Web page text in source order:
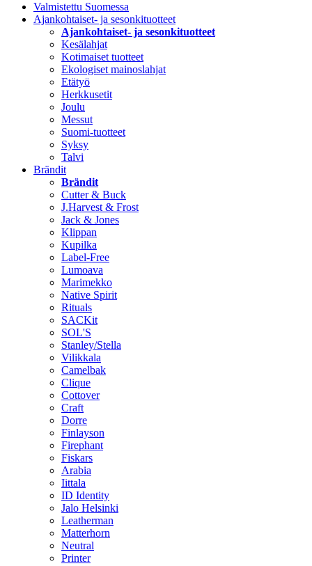
Valmistettu Suomessa
Ajankohtaiset- ja sesonkituotteet
Ajankohtaiset- ja sesonkituotteet
Kesälahjat
Kotimaiset tuotteet
Ekologiset mainoslahjat
Etätyö
Herkkusetit
Joulu
Messut
Suomi-tuotteet
Syksy
Talvi
Brändit
Brändit
Cutter & Buck
J.Harvest & Frost
Jack & Jones
Klippan
Kupilka
Label-Free
Lumoava
Marimekko
Native Spirit
Rituals
SACKit
SOL'S
Stanley/Stella
Vilikkala
Camelbak
Clique
Cottover
Craft
Dorre
Finlayson
Firephant
Fiskars
Arabia
Iittala
ID Identity
Jalo Helsinki
Leatherman
Matterhorn
Neutral
Printer